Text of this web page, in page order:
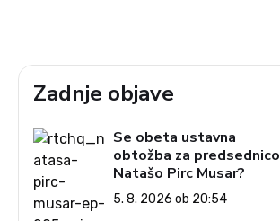
Zadnje objave
Se obeta ustavna
obtožba za predsednico
Natašo Pirc Musar?
5. 8. 2026 ob 20:54